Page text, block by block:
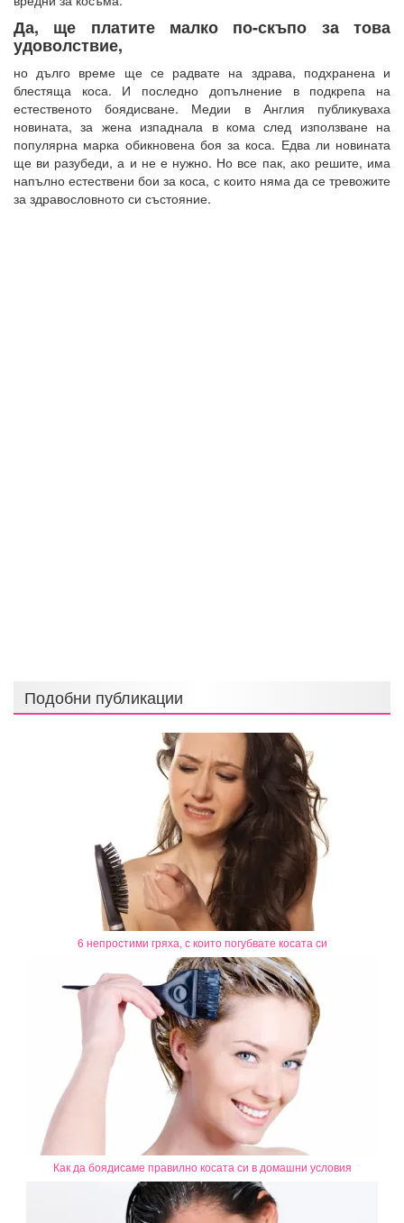
Да, ще платите малко по-скъпо за това
удоволствие,
но дълго време ще се радвате на здрава, подхранена и
блестяща коса. И последно допълнение в подкрепа на
естественото боядисване. Медии в Англия публикуваха
новината, за жена изпаднала в кома след използване на
популярна марка обикновена боя за коса. Едва ли новината
ще ви разубеди, а и не е нужно. Но все пак, ако решите, има
напълно естествени бои за коса, с които няма да се тревожите
за здравословното си състояние.
Подобни публикации
6 непростими гряха, с които погубвате косата си
Как да боядисаме правилно косата си в домашни условия